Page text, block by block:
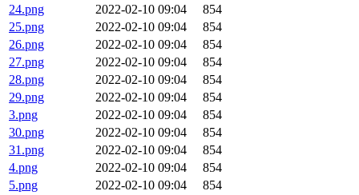
24.png
2022-02-10 09:04
854
25.png
2022-02-10 09:04
854
26.png
2022-02-10 09:04
854
27.png
2022-02-10 09:04
854
28.png
2022-02-10 09:04
854
29.png
2022-02-10 09:04
854
3.png
2022-02-10 09:04
854
30.png
2022-02-10 09:04
854
31.png
2022-02-10 09:04
854
4.png
2022-02-10 09:04
854
5.png
2022-02-10 09:04
854